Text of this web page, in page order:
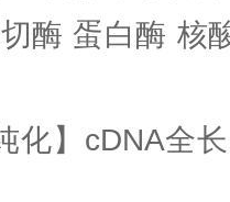
切酶 蛋白酶 核
化】cDNA全